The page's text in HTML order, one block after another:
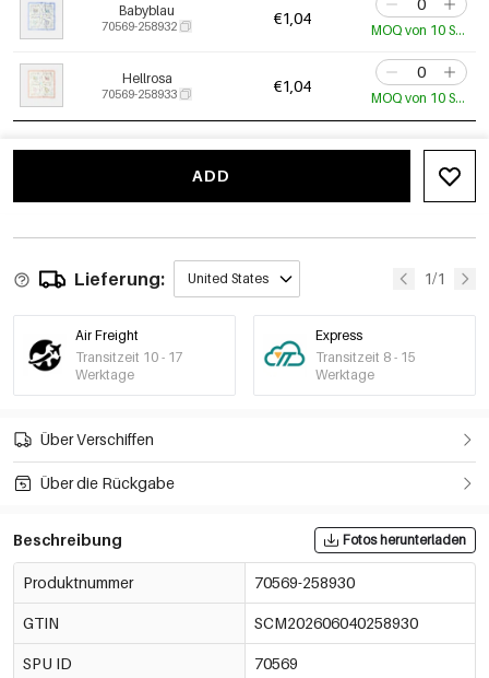
Babyblau
70569-258932 €1,04
MOQ von 10 Stk.
Hellrosa
70569-258933 €1,04
MOQ von 10 Stk.
ADD
Lieferung: United States 1/1
Air Freight
Transitzeit 10 - 17
Werktage
Express
Transitzeit 8 - 15
Werktage
Über Verschiffen
Über die Rückgabe
Beschreibung Fotos herunterladen
Produktnummer 70569-258930
GTIN SCM202606040258930
SPU ID 70569